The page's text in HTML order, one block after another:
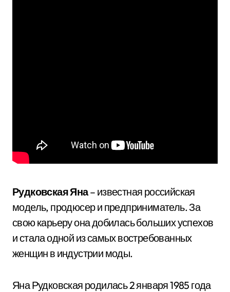
Рудковская Яна– известная российская
модель, продюсер и предприниматель. За
свою карьеру она добилась больших успехов
и стала одной из самых востребованных
женщин в индустрии моды.
Яна Рудковская родилась 2 января 1985 года